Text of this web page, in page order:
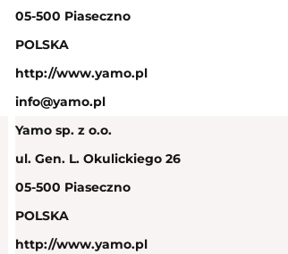
05-500 Piaseczno
POLSKA
http://www.yamo.pl
info@yamo.pl
Yamo sp. z o.o.
ul. Gen. L. Okulickiego 26
05-500 Piaseczno
POLSKA
http://www.yamo.pl